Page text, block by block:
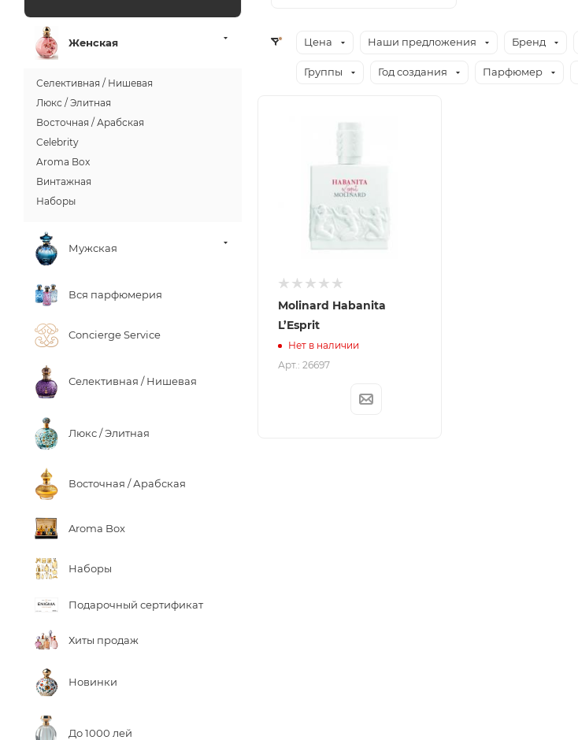
Цена Наши предложения Бренд
Группы Год создания Парфюмер
Molinard Habanita
L’Esprit
Нет в наличии
Арт.: 26697
Женская
Селективная / Нишевая
Люкс / Элитная
Восточная / Арабская
Celebrity
Aroma Box
Винтажная
Наборы
Мужская
Вся парфюмерия
Concierge Service
Селективная / Нишевая
Люкс / Элитная
Восточная / Арабская
Aroma Box
Наборы
Подарочный сертификат
Хиты продаж
Новинки
До 1000 лей